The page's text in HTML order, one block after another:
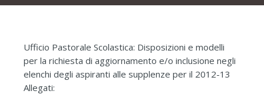
Ufficio Pastorale Scolastica: Disposizioni e modelli
per la richiesta di aggiornamento e/o inclusione negli
elenchi degli aspiranti alle supplenze per il 2012-13
Allegati: